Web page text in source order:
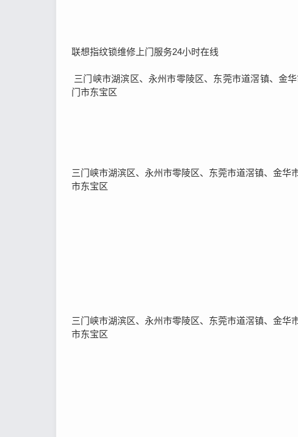
联想指纹锁维修上门服务24小时在线
三门峡市湖滨区、永州市零陵区、东莞市道滘镇、金
门市东宝区
三门峡市湖滨区、永州市零陵区、东莞市道滘镇、金华
市东宝区
三门峡市湖滨区、永州市零陵区、东莞市道滘镇、金华
市东宝区